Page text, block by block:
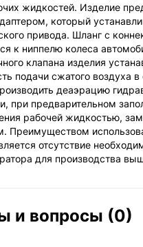
жидкостей. Изделие
который
привода. Шланг с
к ниппелю колеса
клапана изделия
подачи сжатого воздуха
деаэрацию
при предварительном
рабочей жидкостью,
Преимуществом
отсутствие
для производства
и вопросы (0)